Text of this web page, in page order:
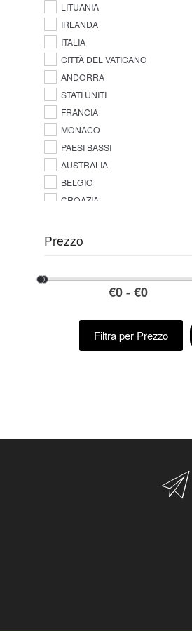
LITUANIA
IRLANDA
ITALIA
CITTÀ DEL VATICANO
ANDORRA
STATI UNITI
FRANCIA
MONACO
PAESI BASSI
AUSTRALIA
BELGIO
CROAZIA
Prezzo
Filtra per Prezzo